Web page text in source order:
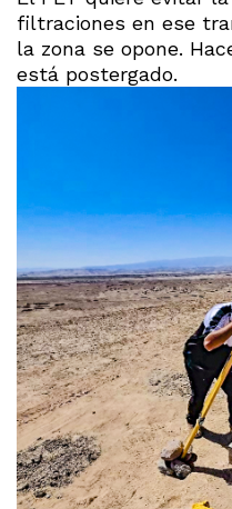
filtraciones en ese
la zona se opone.
está postergado.